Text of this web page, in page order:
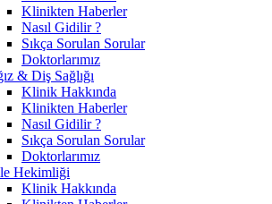
Klinikten Haberler
Nasıl Gidilir ?
Sıkça Sorulan Sorular
Doktorlarımız
& Diş Sağlığı
Klinik Hakkında
Klinikten Haberler
Nasıl Gidilir ?
Sıkça Sorulan Sorular
Doktorlarımız
Hekimliği
Klinik Hakkında